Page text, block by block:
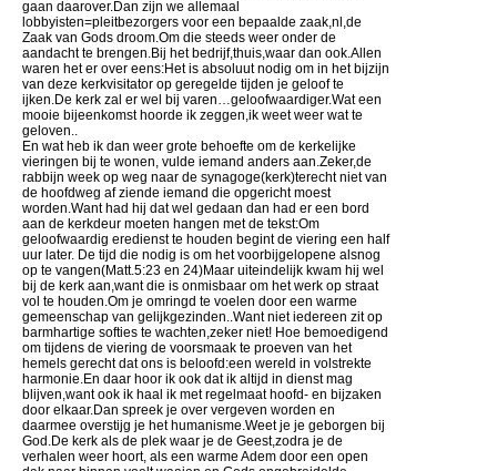
gaan daarover.Dan zijn we allemaal
lobbyisten=pleitbezorgers voor een bepaalde zaak,nl,de
Zaak van Gods droom.Om die steeds weer onder de
aandacht te brengen.Bij het bedrijf,thuis,waar dan ook.Allen
waren het er over eens:Het is absoluut nodig om in het bijzijn
van deze kerkvisitator op geregelde tijden je geloof te
ijken.De kerk zal er wel bij varen…geloofwaardiger.Wat een
mooie bijeenkomst hoorde ik zeggen,ik weet weer wat te
geloven..
En wat heb ik dan weer grote behoefte om de kerkelijke
vieringen bij te wonen, vulde iemand anders aan.Zeker,de
rabbijn week op weg naar de synagoge(kerk)terecht niet van
de hoofdweg af ziende iemand die opgericht moest
worden.Want had hij dat wel gedaan dan had er een bord
aan de kerkdeur moeten hangen met de tekst:Om
geloofwaardig eredienst te houden begint de viering een half
uur later. De tijd die nodig is om het voorbijgelopene alsnog
op te vangen(Matt.5:23 en 24)Maar uiteindelijk kwam hij wel
bij de kerk aan,want die is onmisbaar om het werk op straat
vol te houden.Om je omringd te voelen door een warme
gemeenschap van gelijkgezinden..Want niet iedereen zit op
barmhartige softies te wachten,zeker niet! Hoe bemoedigend
om tijdens de viering de voorsmaak te proeven van het
hemels gerecht dat ons is beloofd:een wereld in volstrekte
harmonie.En daar hoor ik ook dat ik altijd in dienst mag
blijven,want ook ik haal ik met regelmaat hoofd- en bijzaken
door elkaar.Dan spreek je over vergeven worden en
daarmee overstijg je het humanisme.Weet je je geborgen bij
God.De kerk als de plek waar je de Geest,zodra je de
verhalen weer hoort, als een warme Adem door een open